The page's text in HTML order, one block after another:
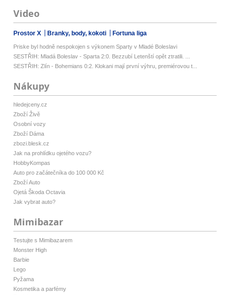
Video
Prostor X Branky, body, kokoti Fortuna liga
Priske byl hodně nespokojen s výkonem Sparty v Mladé Boleslavi
SESTŘIH: Mladá Boleslav - Sparta 2:0. Bezzubí Letenští opět ztratili. ...
SESTŘIH: Zlín - Bohemians 0:2. Klokani mají první výhru, premiérovou t...
Nákupy
hledejceny.cz
Zboží Živě
Osobní vozy
Zboží Dáma
zbozi.blesk.cz
Jak na prohlídku ojetého vozu?
HobbyKompas
Auto pro začátečníka do 100 000 Kč
Zboží Auto
Ojetá Škoda Octavia
Jak vybrat auto?
Mimibazar
Testujte s Mimibazarem
Monster High
Barbie
Lego
Pyžama
Kosmetika a parfémy